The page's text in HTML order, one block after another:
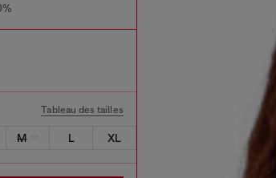
Tableau des tailles
M L XL